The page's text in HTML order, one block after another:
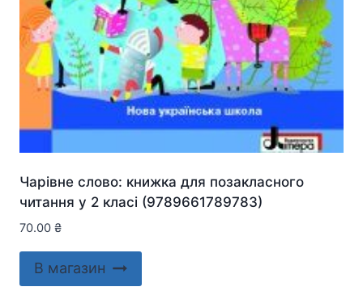
Чарівне слово: книжка для позакласного
читання у 2 класі (9789661789783)
70.00 ₴
В магазин